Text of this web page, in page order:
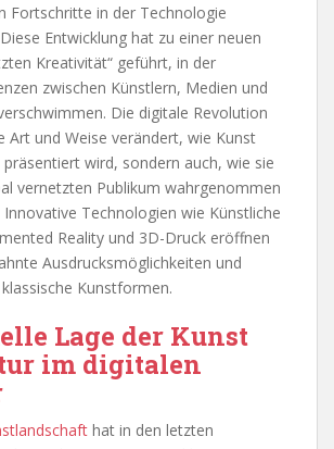
Fortschritte in der Technologie
Entwicklung hat zu einer neuen
Kreativität“ geführt, in der
zwischen Künstlern, Medien und
Die digitale Revolution
Art und Weise verändert, wie Kunst
präsentiert wird, sondern auch, wie sie
vernetzten Publikum wahrgenommen
Technologien wie Künstliche
Reality und 3D-Druck eröffnen
Ausdrucksmöglichkeiten und
Kunstformen.
Lage der Kunst
im digitalen
hat in den letzten